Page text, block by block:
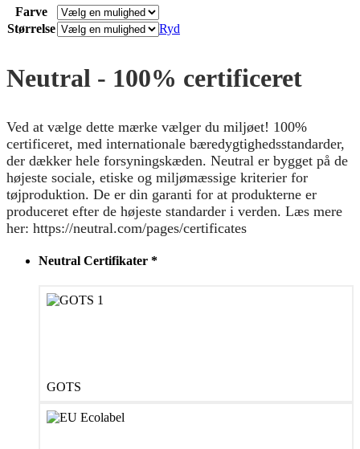
Farve
Størrelse
Ryd
Neutral - 100% certificeret
Ved at vælge dette mærke vælger du miljøet! 100%
certificeret, med internationale bæredygtighedsstandarder,
der dækker hele forsyningskæden. Neutral er bygget på de
højeste sociale, etiske og miljømæssige kriterier for
tøjproduktion. De er din garanti for at produkterne er
produceret efter de højeste standarder i verden. Læs mere
her: https://neutral.com/pages/certificates
Neutral Certifikater *
GOTS